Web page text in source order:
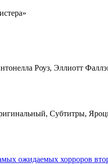
Роуз, Эллиотт
Субтитры,
ожидаемых хорроров